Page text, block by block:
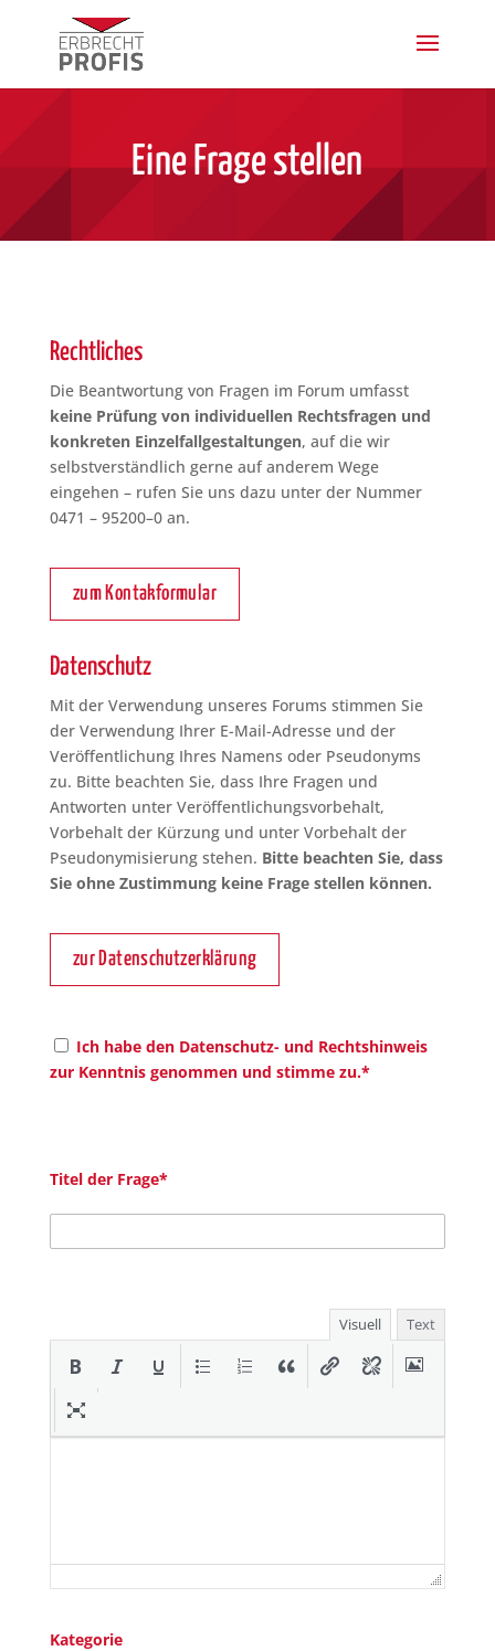
Eine Frage stellen
Rechtliches
Die Beantwortung von Fragen im Forum umfasst
keine Prüfung von individuellen Rechtsfragen und
konkreten Einzelfall­gestaltungen, auf die wir
selbstverständlich gerne auf anderem Wege
eingehen – rufen Sie uns dazu unter der Nummer
0471 – 95200–0 an.
zum Kontakformular
Datenschutz
Mit der Verwendung unseres Forums stimmen Sie
der Verwendung Ihrer E-Mail-Adresse und der
Veröffentlichung Ihres Namens oder Pseudonyms
zu. Bitte beachten Sie, dass Ihre Fragen und
Antworten unter Veröffentlichungs­vorbehalt,
Vorbehalt der Kürzung und unter Vorbehalt der
Pseudonymi­sierung stehen. Bitte beachten Sie, dass
Sie ohne Zustimmung keine Frage stellen können.
zur Datenschutzerklärung
Ich habe den Datenschutz- und Rechtshinweis
zur Kenntnis genommen und stimme zu.*
Titel der Frage*
Visuell Text
Kategorie